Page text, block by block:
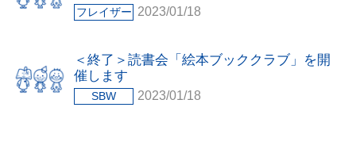
フレイザー 2023/01/18
＜終了＞読書会「絵本ブッククラブ」を開
催します
SBW 2023/01/18